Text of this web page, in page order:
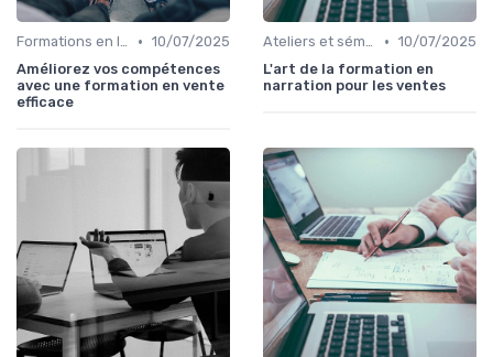
Formations en ligne • 10/07/2025
Améliorez vos compétences
avec une formation en vente
efficace
Ateliers et séminaires • 10/07/2025
L'art de la formation en
narration pour les ventes